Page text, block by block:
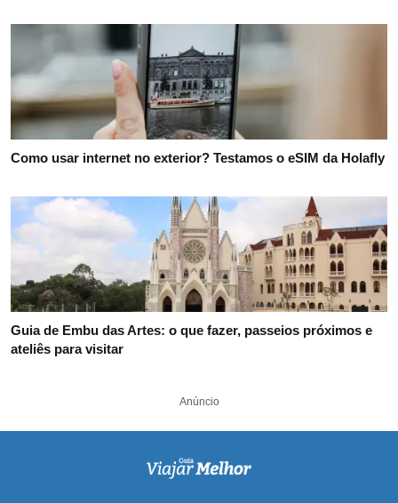
Como usar internet no exterior? Testamos o eSIM da Holafly
Guia de Embu das Artes: o que fazer, passeios próximos e
ateliês para visitar
Anúncio